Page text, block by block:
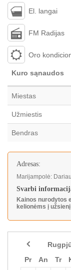
El. langai
FM Radijas
Oro
Kuro sąnaudos
Miestas
Užmiestis
Bendras
Adresas:
Marijampolė:
Svarbi
Kainos nurodytos
kelionėms į
Pr
An Tr